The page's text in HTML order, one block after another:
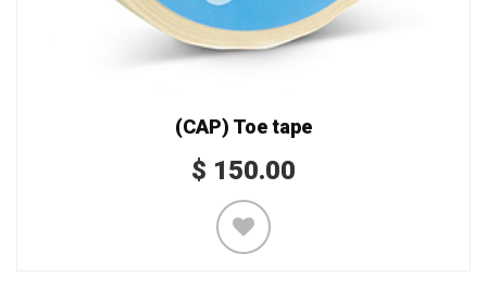
(CAP) Toe tape
$ 150.00